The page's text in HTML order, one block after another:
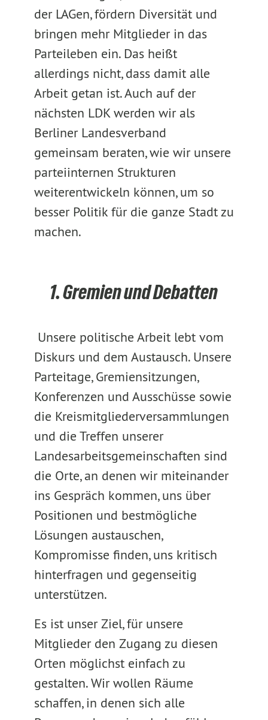
der LAGen, fördern Diversität und
bringen mehr Mitglieder in das
Parteileben ein. Das heißt
allerdings nicht, dass damit alle
Arbeit getan ist. Auch auf der
nächsten LDK werden wir als
Berliner Landesverband
gemeinsam beraten, wie wir unsere
parteiinternen Strukturen
weiterentwickeln können, um so
besser Politik für die ganze Stadt zu
machen.
1. Gremien und Debatten
Unsere politische Arbeit lebt vom
Diskurs und dem Austausch. Unsere
Parteitage, Gremiensitzungen,
Konferenzen und Ausschüsse sowie
die Kreismitgliederversammlungen
und die Treffen unserer
Landesarbeitsgemeinschaften sind
die Orte, an denen wir miteinander
ins Gespräch kommen, uns über
Positionen und bestmögliche
Lösungen austauschen,
Kompromisse finden, uns kritisch
hinterfragen und gegenseitig
unterstützen.
Es ist unser Ziel, für unsere
Mitglieder den Zugang zu diesen
Orten möglichst einfach zu
gestalten. Wir wollen Räume
schaffen, in denen sich alle